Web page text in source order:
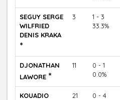
SEGUY SERGE
WILFRIED
DENIS KRAKA
*
3
1 - 3
33.3%
DJONATHAN
LAWORE *
11
0 - 1
0.0%
KOUADIO
21
0 - 4